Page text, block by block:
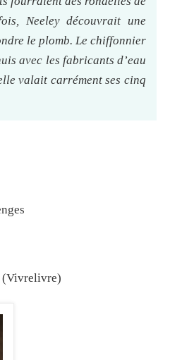
Neeley découvrait une
le plomb. Le chiffonnier
avec les fabricants d’eau
valait carrément ses cinq
(Vivrelivre)